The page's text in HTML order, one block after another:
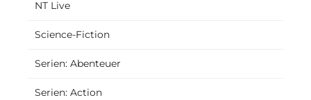
NT Live
Science-Fiction
Serien: Abenteuer
Serien: Action